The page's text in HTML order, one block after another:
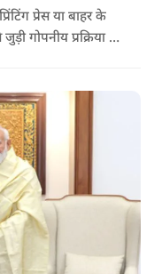
प्रेस या बाहर के
गोपनीय प्रक्रिया में